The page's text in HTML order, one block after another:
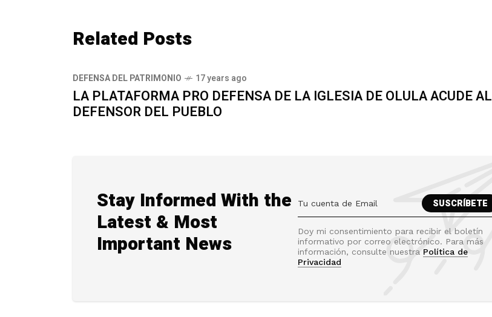
Related Posts
DEFENSA DEL PATRIMONIO 17 years ago
LA PLATAFORMA PRO DEFENSA DE LA IGLESIA DE OLULA ACUDE AL
DEFENSOR DEL PUEBLO
Stay Informed With the
Latest & Most
Important News
Doy mi consentimiento para recibir el boletín
informativo por correo electrónico. Para más
información, consulte nuestra Política de
Privacidad